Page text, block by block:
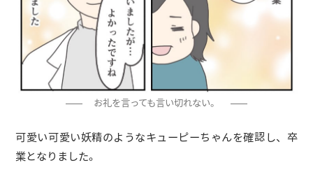
お礼を言っても言い切れない。
可愛い可愛い妖精のようなキューピーちゃんを確認し、卒
業となりました。